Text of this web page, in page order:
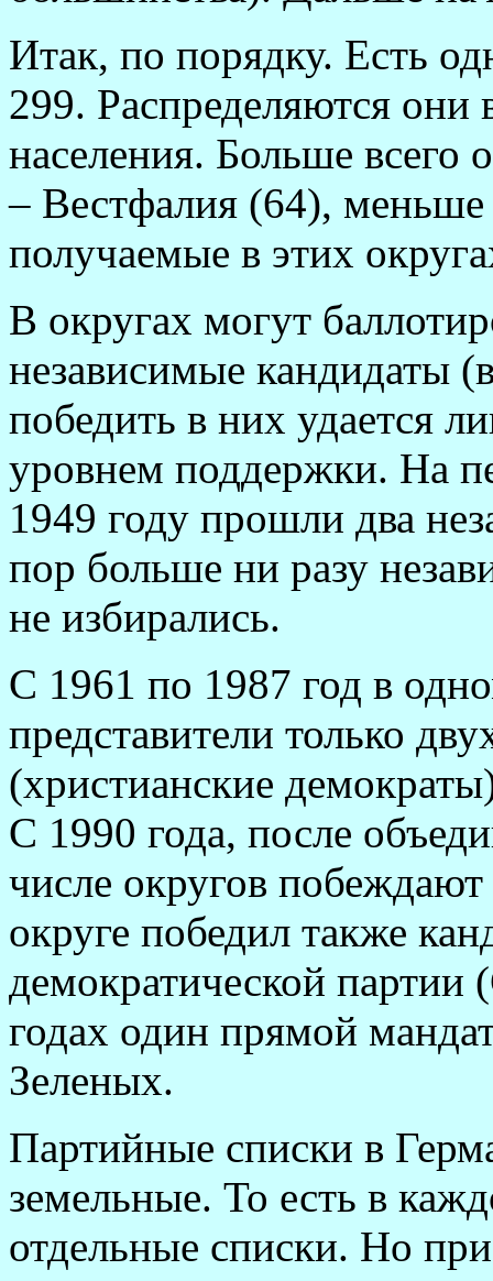
Итак, по порядку. Есть
299. Распределяются они
населения. Больше всего
– Вестфалия (64),
получаемые в этих
В округах могут
независимые кандидаты
победить в них удается
уровнем поддержки. На
1949 году прошли два
пор больше ни разу
не избирались.
С 1961 по 1987 год в
представители только
(христианские
С 1990 года, после
числе округов
округе победил также
демократической
годах один прямой
Зеленых.
Партийные списки в
земельные. То есть в
отдельные списки. Но